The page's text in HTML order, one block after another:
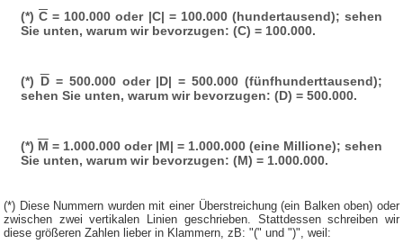
(*) C= 100.000 oder |C| = 100.000 (hundertausend); sehen
Sie unten, warum wir bevorzugen: (C) = 100.000.
(*) D= 500.000 oder |D| = 500.000 (fünfhunderttausend);
sehen Sie unten, warum wir bevorzugen: (D) = 500.000.
(*) M = 1.000.000 oder |M| = 1.000.000 (eine Millione); sehen
Sie unten, warum wir bevorzugen: (M) = 1.000.000.
(*) Diese Nummern wurden mit einer Überstreichung (ein Balken oben) oder
zwischen zwei vertikalen Linien geschrieben. Stattdessen schreiben wir
diese größeren Zahlen lieber in Klammern, zB: "(" und ")", weil: